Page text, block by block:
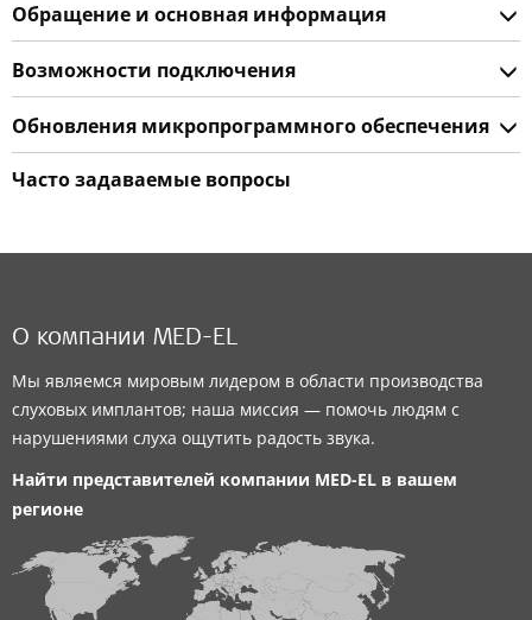
Обращение и основная информация
Возможности подключения
Обновления микропрограммного обеспечения
Часто задаваемые вопросы
О компании MED-EL
Мы являемся мировым лидером в области производства
слуховых имплантов; наша миссия — помочь людям с
нарушениями слуха ощутить радость звука.
Найти представителей компании MED-EL в вашем
регионе